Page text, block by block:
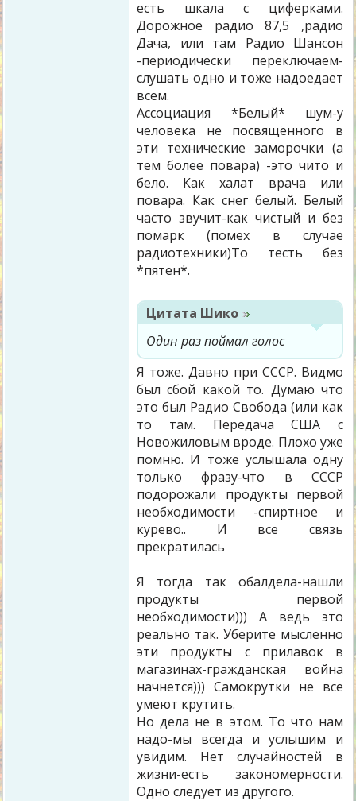
есть шкала с циферками.
Дорожное радио 87,5 ,радио
Дача, или там Радио Шансон
-периодически переключаем-
слушать одно и тоже надоедает
всем.
Ассоциация *Белый* шум-у
человека не посвящённого в
эти технические заморочки (а
тем более повара) -это чито и
бело. Как халат врача или
повара. Как снег белый. Белый
часто звучит-как чистый и без
помарк (помех в случае
радиотехники)То тесть без
*пятен*.
Цитата Шико
Один раз поймал голос
Я тоже. Давно при СССР. Видмо
был сбой какой то. Думаю что
это был Радио Свобода (или как
то там. Передача США с
Новожиловым вроде. Плохо уже
помню. И тоже услышала одну
только фразу-что в СССР
подорожали продукты первой
необходимости -спиртное и
курево.. И все связь
прекратилась
Я тогда так обалдела-нашли
продукты первой
необходимости))) А ведь это
реально так. Уберите мысленно
эти продукты с прилавок в
магазинах-гражданская война
начнется))) Самокрутки не все
умеют крутить.
Но дела не в этом. То что нам
надо-мы всегда и услышим и
увидим. Нет случайностей в
жизни-есть закономерности.
Одно следует из другого.